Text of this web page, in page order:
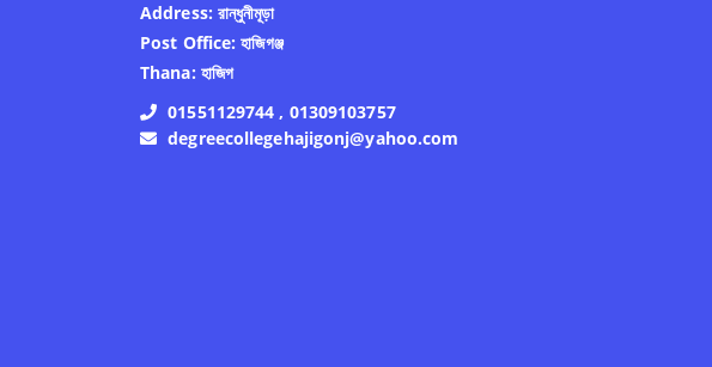
Address: রান্ধুনীমূড়া
Post Office: হাজিগঞ্জ
Thana: হাজিগ
01551129744 , 01309103757
degreecollegehajigonj@yahoo.com